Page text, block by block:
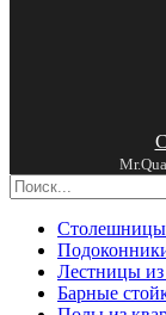
Столешницы
Лестницы из
Барные